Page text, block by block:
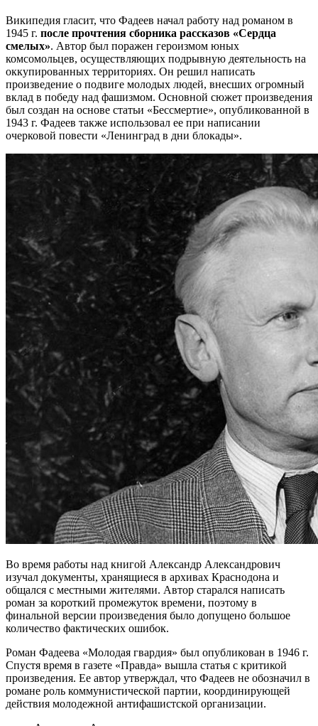
Википедия гласит, что Фадеев начал работу над романом в
1945 г. после прочтения сборника рассказов «Сердца
смелых». Автор был поражен героизмом юных
комсомольцев, осуществляющих подрывную деятельность на
оккупированных территориях. Он решил написать
произведение о подвиге молодых людей, внесших огромный
вклад в победу над фашизмом. Основной сюжет произведения
был создан на основе статьи «Бессмертие», опубликованной в
1943 г. Фадеев также использовал ее при написании
очерковой повести «Ленинград в дни блокады».
Во время работы над книгой Александр Александрович
изучал документы, хранящиеся в архивах Краснодона и
общался с местными жителями. Автор старался написать
роман за короткий промежуток времени, поэтому в
финальной версии произведения было допущено большое
количество фактических ошибок.
Роман Фадеева «Молодая гвардия» был опубликован в 1946 г.
Спустя время в газете «Правда» вышла статья с критикой
произведения. Ее автор утверждал, что Фадеев не обозначил в
романе роль коммунистической партии, координирующей
действия молодежной антифашистской организации.